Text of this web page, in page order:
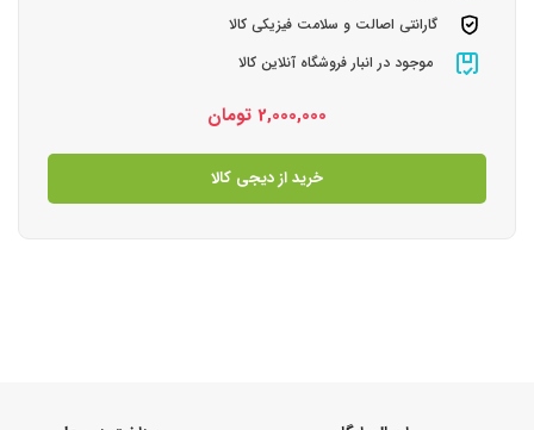
گارانتی اصالت و سلامت فیزیکی کالا
موجود در انبار فروشگاه آنلاین کالا
2,000,000 تومان
خرید از دیجی کالا